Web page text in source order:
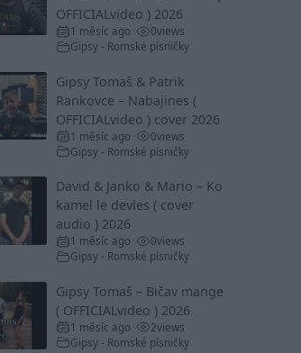
OFFICIALvideo ) 2026
1 měsíc ago 0views
Gipsy - Romské písničky
Gipsy Tomaš & Patrik
Rankovce – Nabajines (
OFFICIALvideo ) cover 2026
1 měsíc ago 0views
Gipsy - Romské písničky
David & Janko & Mario – Ko
kamel le devles ( cover
audio ) 2026
1 měsíc ago 0views
Gipsy - Romské písničky
Gipsy Tomaš – Bičav mange
( OFFICIALvideo ) 2026
1 měsíc ago 2views
Gipsy - Romské písničky